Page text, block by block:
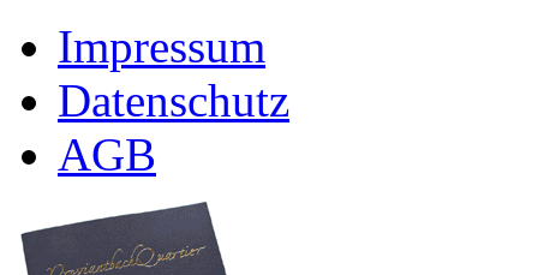
Impressum
Datenschutz
AGB